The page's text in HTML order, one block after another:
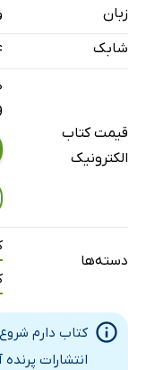
زبان
شابک
قیمت کتاب
الکترونیک
دسته‌ها
کتاب دارم
انتشارات